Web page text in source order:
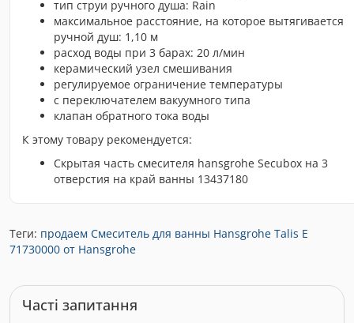
тип струи ручного душа: Rain
максимальное расстояние, на которое вытягивается
ручной душ: 1,10 м
расход воды при 3 барах: 20 л/мин
керамический узел смешивания
регулируемое ограничение температуры
с переключателем вакуумного типа
клапан обратного тока воды
К этому товару рекомендуется:
Скрытая часть смесителя hansgrohe Secubox на 3
отверстия на край ванны 13437180
Теги: продаем Смеситель для ванны Hansgrohe Talis E
71730000 от Hansgrohe
Часті запитання